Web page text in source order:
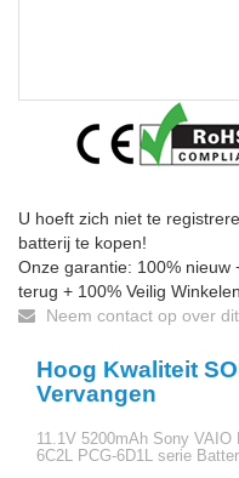
U hoeft zich niet te
batterij te kopen!
Onze garantie: 100% nieuw
terug + 100% Veilig
Neem contact op over
Hoog Kwaliteit
Vervangen
11.1V 5200mAh Sony VAIO
6C2L PCG-6D1L serie